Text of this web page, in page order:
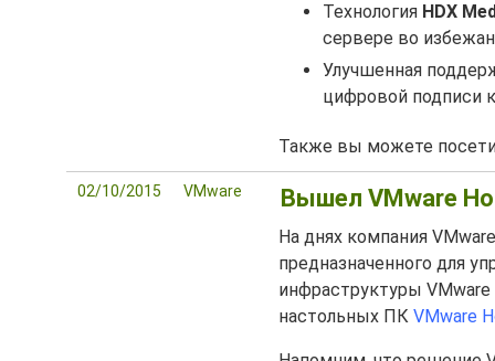
Технология HDX
сервере во
Улучшенная
цифровой подписи
Также вы можете
02/10/2015 VMware Вышел VMware
На днях компания
предназначенного для
инфраструктуры
настольных ПК VMware